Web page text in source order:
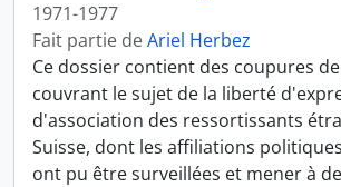
1971-1977
Fait partie deAriel Herbez
Ce dossier contient des coupures
couvrant le sujet de la liberté
d'association des ressortissants
Suisse, dont les affiliations
ont pu être surveillées et mener à